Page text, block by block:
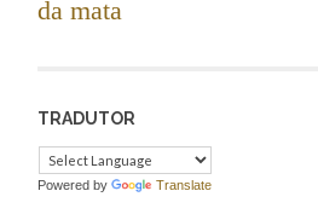
da mata
TRADUTOR
Powered by Translate